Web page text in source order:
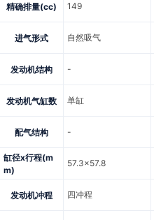
精确排量(cc) 149
进气形式 自然吸气
发动机结构 -
发动机气缸数 单缸
配气结构 -
缸径x行程(m
m)
57.3x57.8
发动机冲程 四冲程